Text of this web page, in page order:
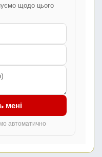
щодо цього
мені
автоматично